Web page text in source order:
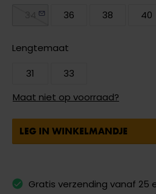
36 38 40
Lengtemaat
31
33
Maat niet op voorraad?
LEG IN WINKELMANDJE
Gratis verzending vanaf 25